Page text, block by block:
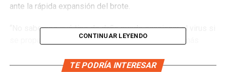
ante la rápida expansión del brote.
“No sabemos qué tipo de daño puede ocasionar el virus si
se propagara en un país con un sistema de salud más
prepararse para esa posibilidad “, alertó su director,
CONTINUAR LEYENDO
TE PODRÍA INTERESAR